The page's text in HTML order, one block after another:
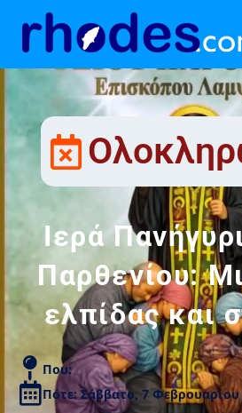
Ιερά
Παρθενίου:
ελπίδας και
Που:
Πότε: Σάββατο, 7 Φεβρουαρίου